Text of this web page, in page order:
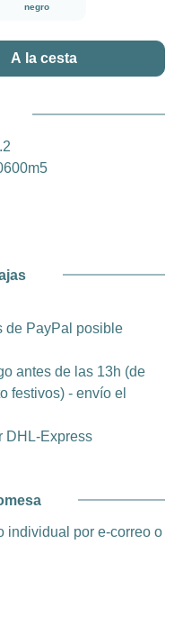
negro
la
A la cesta
de PayPal posible
antes de las 13h (de
festivos) - envío el
DHL-Express
individual por e-correo o